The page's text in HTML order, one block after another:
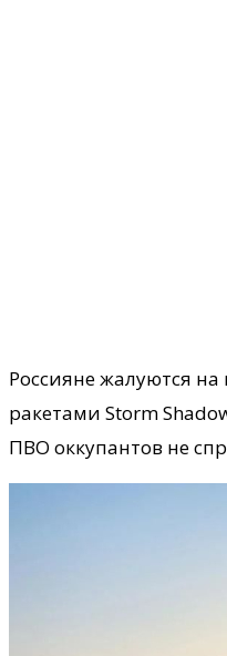
Россияне жалуются
ракетами Storm
ПВО оккупантов не